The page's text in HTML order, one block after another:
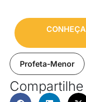
Profeta-Menor
Compartilhe